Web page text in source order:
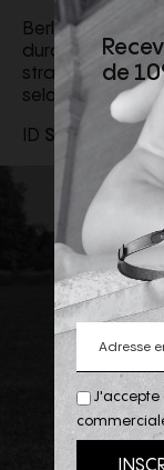
Berluti favorise
durables.
stratégiques
selon des
ID S6616-001
J'accepte
de